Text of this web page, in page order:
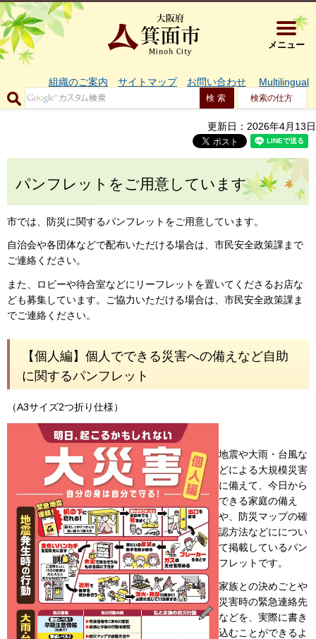
大阪府箕
メニュー
組織のご案内 サイトマップ お問い合わせ Multilingual
検索の仕方
更新日：2026年4月13日
パンフレットをご用意しています
市では、防災に関するパンフレットをご用意しています。
自治会や各団体などで配布いただける場合は、市民安全政策課まで
ご連絡ください。
また、ロビーや待合室などにリーフレットを置いてくださるお店な
ども募集しています。ご協力いただける場合は、市民安全政策課ま
でご連絡ください。
【個人編】個人でできる災害への備えなど自助
に関するパンフレット
（A3サイズ2つ折り仕様）
地震や大雨・台風な
どによる大規模災害
に備えて、今日から
できる家庭の備え
や、防災マップの確
認方法などにについ
て掲載しているパン
フレットです。
家族との決めごとや
災害時の緊急連絡先
などを、実際に書き
込むことができるよ